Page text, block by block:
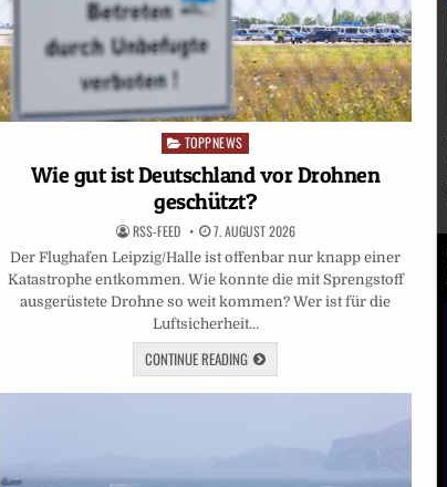
Posted
TOPPNEWS
Wie gut ist Deutschland vor Drohnen
geschützt?
RSS-FEED 7. AUGUST 2026
Der Flughafen Leipzig/Halle ist offenbar nur knapp einer
Katastrophe entkommen. Wie konnte die mit Sprengstoff
ausgerüstete Drohne so weit kommen? Wer ist für die
Luftsicherheit…
CONTINUE READING